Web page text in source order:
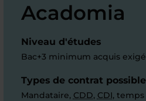
Acadomia
Niveau d'études
Bac+3 minimum acquis exigé
Types de contrat possible
Mandataire, CDD, CDI,